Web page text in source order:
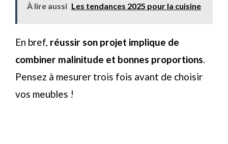
À lire aussi Les tendances 2025 pour la cuisine
En bref, réussir son projet implique de
combiner malinitude et bonnes proportions.
Pensez à mesurer trois fois avant de choisir
vos meubles !